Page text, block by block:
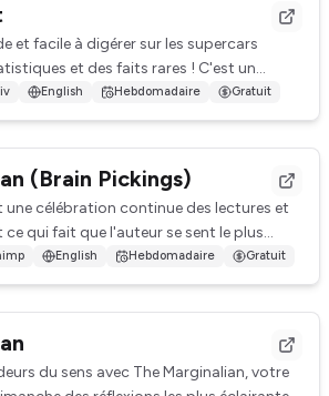
et facile à digérer sur les supercars
et des faits rares ! C'est un
destiné a...
English Hebdomadaire Gratuit
(Brain Pickings)
une célébration continue des lectures et
qui fait que l'auteur se sent le plus
id...
English Hebdomadaire Gratuit
du sens avec The Marginalian, votre